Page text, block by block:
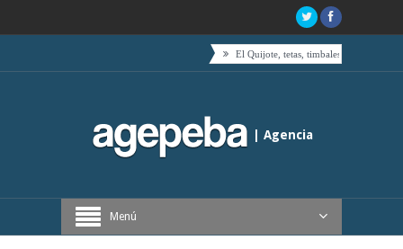
El Quijote, tetas, timbales y café Boric venció al
| Agencia
Periodística de Buenos Aires
Menú